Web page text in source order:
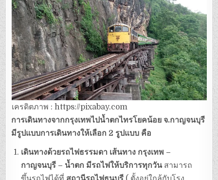
เครดิตภาพ : https://pixabay.com
การเดินทางจากกรุงเทพไปน้ำตกไทรโยคน้อย จ.กาญจนบุรี
มีรูปแบบการเดินทางให้เลือก 2 รูปแบบ คือ
เดินทางด้วยรถไฟธรรมดา เส้นทาง กรุงเทพ –
กาญจนบุรี – น้ำตก มีรถไฟให้บริการทุกวัน สามารถ